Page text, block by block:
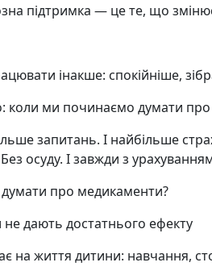
підтримка — це те, що
інакше: спокійніше,
ми починаємо думати
запитань. І найбільше
осуду. І завжди з
про медикаменти?
дають достатнього ефекту
на життя дитини: навчання,